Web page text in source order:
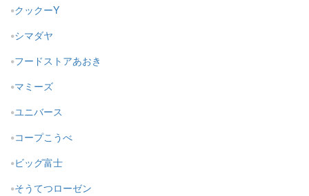
クックーY
シマダヤ
フードストアあおき
マミーズ
ユニバース
コープこうべ
ビッグ富士
そうてつローゼン